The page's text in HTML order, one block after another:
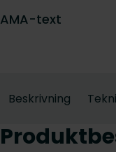
AMA-text
Beskrivning